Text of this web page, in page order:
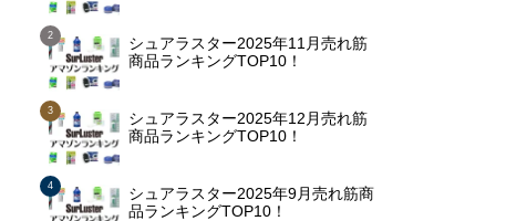
シュアラスター2025年11月売れ筋
商品ランキングTOP10！
シュアラスター2025年12月売れ筋
商品ランキングTOP10！
シュアラスター2025年9月売れ筋商
品ランキングTOP10！